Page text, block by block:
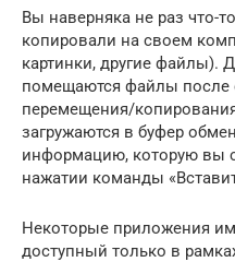
Вы наверняка не раз что-
копировали на своем
картинки, другие файлы).
помещаются файлы после
перемещения/
загружаются в буфер
информацию, которую вы
нажатии команды
Некоторые приложения
доступный только в